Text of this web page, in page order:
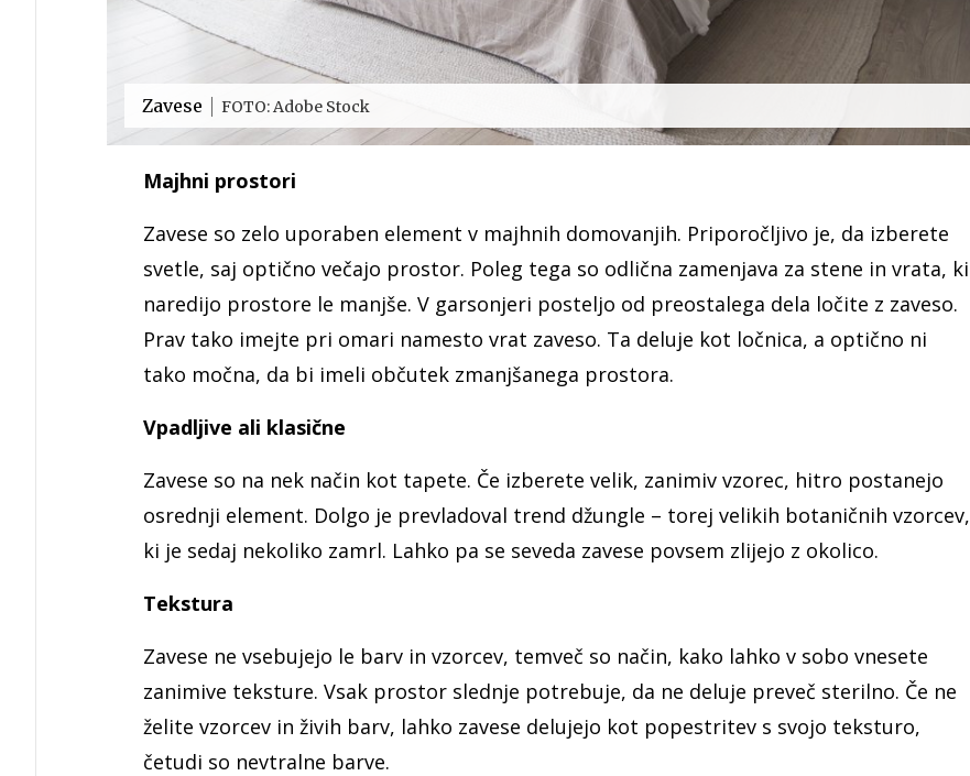
Zavese FOTO: Adobe Stock
Majhni prostori
Zavese so zelo uporaben element v majhnih domovanjih. Priporočljivo je, da izberete
svetle, saj optično večajo prostor. Poleg tega so odlična zamenjava za stene in vrata, ki
naredijo prostore le manjše. V garsonjeri posteljo od preostalega dela ločite z zaveso.
Prav tako imejte pri omari namesto vrat zaveso. Ta deluje kot ločnica, a optično ni
tako močna, da bi imeli občutek zmanjšanega prostora.
Vpadljive ali klasične
Zavese so na nek način kot tapete. Če izberete velik, zanimiv vzorec, hitro postanejo
osrednji element. Dolgo je prevladoval trend džungle – torej velikih botaničnih vzorcev,
ki je sedaj nekoliko zamrl. Lahko pa se seveda zavese povsem zlijejo z okolico.
Tekstura
Zavese ne vsebujejo le barv in vzorcev, temveč so način, kako lahko v sobo vnesete
zanimive teksture. Vsak prostor slednje potrebuje, da ne deluje preveč sterilno. Če ne
želite vzorcev in živih barv, lahko zavese delujejo kot popestritev s svojo teksturo,
četudi so nevtralne barve.